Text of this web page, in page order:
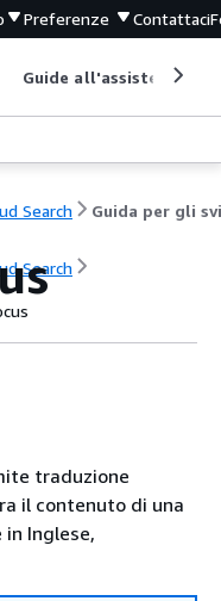
Preferenze Contattaci
Guide all'assistenza
Search
Search
traduzione
il contenuto di una
Inglese,